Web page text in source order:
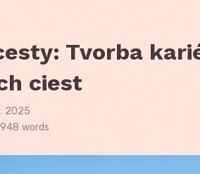
Tvorba
ciest
2025
948 words